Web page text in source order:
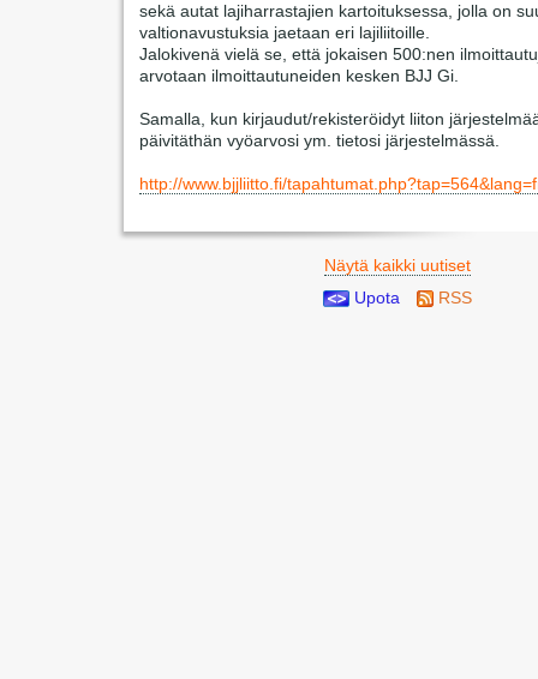
sekä autat lajiharrastajien kartoituksessa, jolla on
valtionavustuksia jaetaan eri lajiliitoille.
Jalokivenä vielä se, että jokaisen 500:nen
arvotaan ilmoittautuneiden kesken BJJ Gi.
Samalla, kun kirjaudut/rekisteröidyt liiton
päivitäthän vyöarvosi ym. tietosi järjestelmässä.
http://www.bjjliitto.fi/
Näytä kaikki uutiset
Upota
RSS